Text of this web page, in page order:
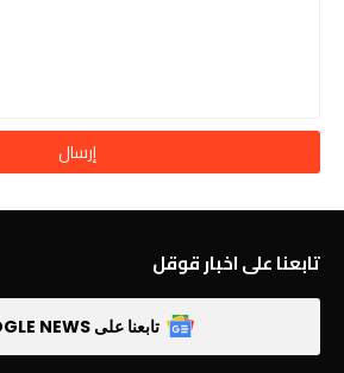
تابعنا على اخبار قوقل
تابعنا على GOOGLE NEWS